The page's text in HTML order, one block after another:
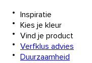
Inspiratie
Kies je kleur
Vind je product
Verfklus advies
Duurzaamheid